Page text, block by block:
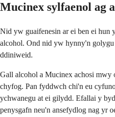
Mucinex sylfaenol ag
Nid yw guaifenesin ar ei ben ei hun
alcohol. Ond nid yw hynny'n
ddiniweid.
Gall alcohol a Mucinex achosi mwy
chyfog. Pan fyddwch chi'n eu
ychwanegu at ei gilydd. Efallai y
penysgafn neu'n ansefydlog nag yr